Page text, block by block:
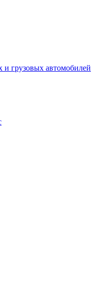
и грузовых автомобилей